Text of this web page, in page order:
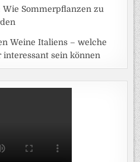
Wie Sommerpflanzen zu
Weine Italiens – welche
sein können